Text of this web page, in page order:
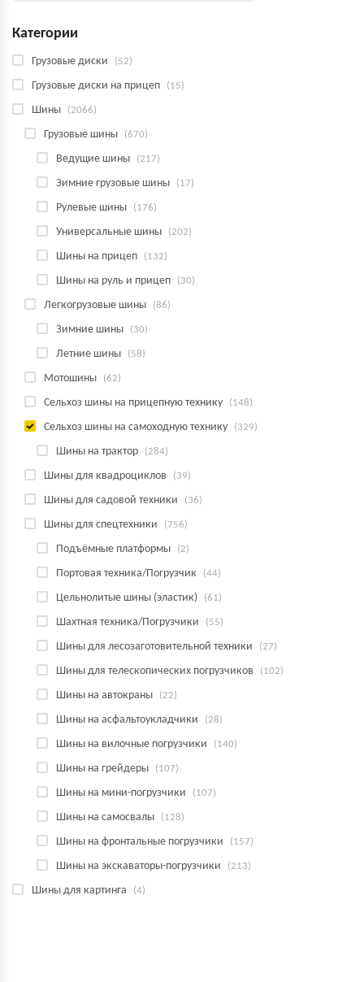
Категории
Грузовые диски (52)
Грузовые диски на прицеп (15)
Шины (2066)
Грузовые шины (670)
Ведущие шины (217)
Зимние грузовые шины (17)
Рулевые шины (176)
Универсальные шины (202)
Шины на прицеп (132)
Шины на руль и прицеп (30)
Легкогрузовые шины (86)
Зимние шины (30)
Летние шины (58)
Мотошины (62)
Сельхоз шины на прицепную технику (148)
Сельхоз шины на самоходную технику (329)
Шины на трактор (284)
Шины для квадроциклов (39)
Шины для садовой техники (36)
Шины для спецтехники (756)
Подъёмные платформы (2)
Портовая техника/Погрузчик (44)
Цельнолитые шины (эластик) (61)
Шахтная техника/Погрузчики (55)
Шины для лесозаготовительной техники (27)
Шины для телескопических погрузчиков (102)
Шины на автокраны (22)
Шины на асфальтоукладчики (28)
Шины на вилочные погрузчики (140)
Шины на грейдеры (107)
Шины на мини-погрузчики (107)
Шины на самосвалы (128)
Шины на фронтальные погрузчики (157)
Шины на экскаваторы-погрузчики (213)
Шины для картинга (4)